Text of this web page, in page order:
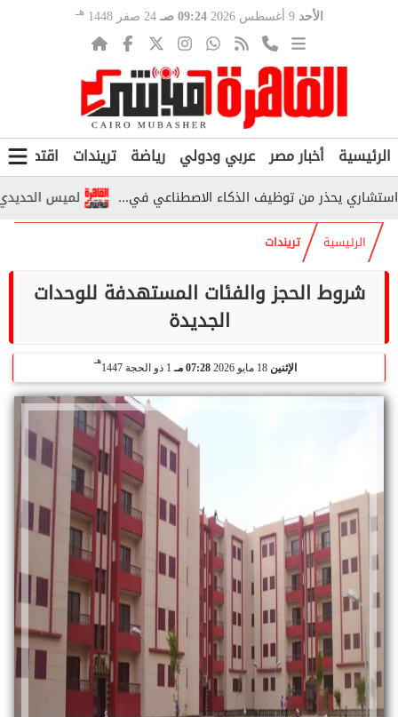
الأحد 9 أغسطس 2026 09:24 صـ 24 صفر 1448 هـ
الرئيسية أخبار مصر عربي ودولي رياضة تريندات اقتصاد
لميس الحديدي تكشف يحذر من توظيف الذكاء الاصطناعي في...
الرئيسية تريندات
شروط الحجز والفئات المستهدفة للوحدات
الجديدة
الإثنين 07:28 مـ 1 ذو الحجة 1447
هـ